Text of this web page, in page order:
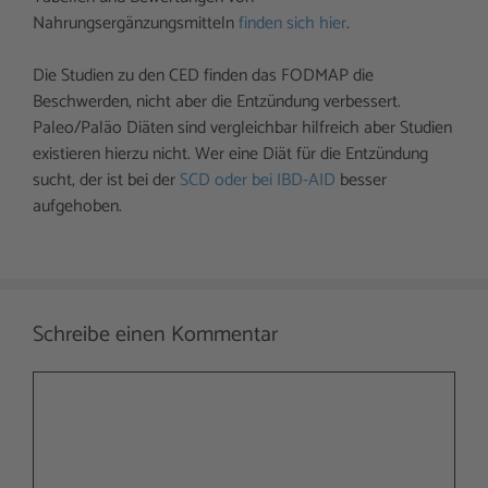
Nahrungsergänzungsmittelnfinden sich hier.
Die Studien zu den CED finden das FODMAP die
Beschwerden, nicht aber die Entzündung verbessert.
Paleo/Paläo Diäten sind vergleichbar hilfreich aber Studien
existieren hierzu nicht. Wer eine Diät für die Entzündung
sucht, der ist bei derSCD oder bei IBD-AID besser
aufgehoben.
Schreibe einen Kommentar